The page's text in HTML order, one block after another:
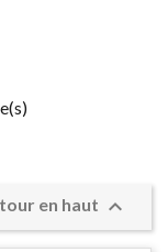
en haut 